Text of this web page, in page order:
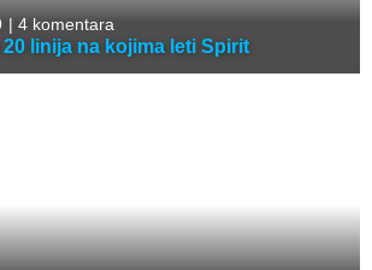
| 4 komentara
linija na kojima leti Spirit